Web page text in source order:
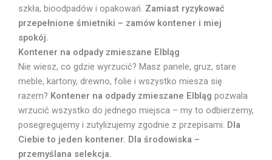
szkła, bioodpadów i opakowań. Zamiast ryzykować
przepełnione śmietniki – zamów kontener i miej
spokój.
Kontener na odpady zmieszane Elbląg
Nie wiesz, co gdzie wyrzucić? Masz panele, gruz, stare
meble, kartony, drewno, folie i wszystko miesza się
razem? Kontener na odpady zmieszane Elbląg pozwala
wrzucić wszystko do jednego miejsca – my to odbierzemy,
posegregujemy i zutylizujemy zgodnie z przepisami. Dla
Ciebie to jeden kontener. Dla środowiska –
przemyślana selekcja.